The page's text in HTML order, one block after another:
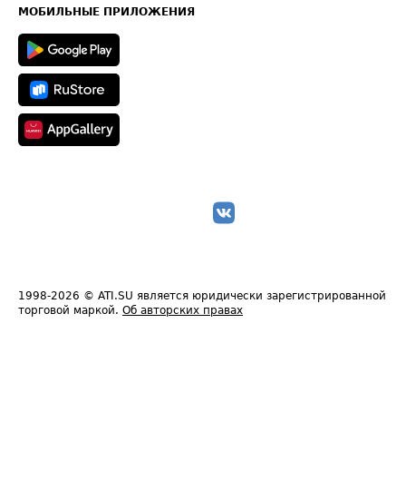
Техническая информация
МОБИЛЬНЫЕ ПРИЛОЖЕНИЯ
1998-2026 © ATI.SU является юридически зарегистрированной
торговой маркой. Об авторских правах